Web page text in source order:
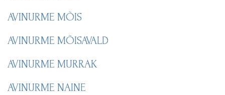
AVINURME MÕIS
AVINURME MÕISAVALD
AVINURME MURRAK
AVINURME NAINE